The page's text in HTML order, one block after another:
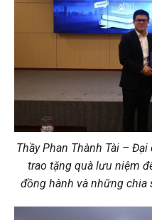
Thầy Phan Thành Tài –
trao tặng quà lưu niệm
đồng hành và những chia